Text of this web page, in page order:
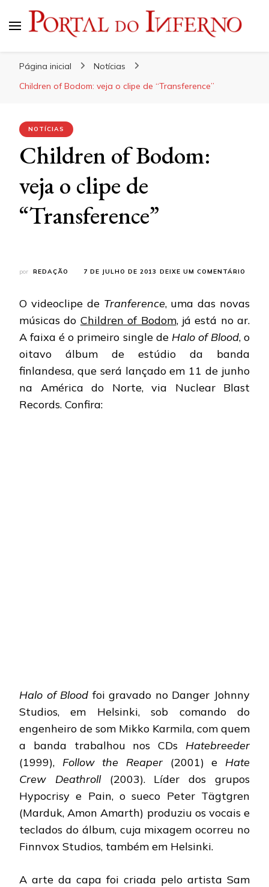
Página inicial
Notícias
Children of Bodom: veja o clipe de “Transference”
NOTÍCIAS
Children of Bodom:
veja o clipe de
“Transference”
por REDAÇÃO 7 DE JULHO DE 2013 DEIXE UM COMENTÁRIO
O
CLIPE
O videoclipe de Tranference, uma das novas
músicas do Children of Bodom, já está no ar.
A faixa é o primeiro single de Halo of Blood, o
oitavo álbum de estúdio da banda
finlandesa, que será lançado em 11 de junho
na América do Norte, via Nuclear Blast
Records. Confira:
Halo of Blood foi gravado no Danger Johnny
Studios, em Helsinki, sob comando do
engenheiro de som Mikko Karmila, com quem
a banda trabalhou nos CDs Hatebreeder
(1999), Follow the Reaper (2001) e Hate
Crew Deathroll(2003). Líder dos grupos
Hypocrisy e Pain, o sueco Peter Tägtgren
(Marduk, Amon Amarth) produziu os vocais e
teclados do álbum, cuja mixagem ocorreu no
Finnvox Studios, também em Helsinki.
A arte da capa foi criada pelo artista Sam